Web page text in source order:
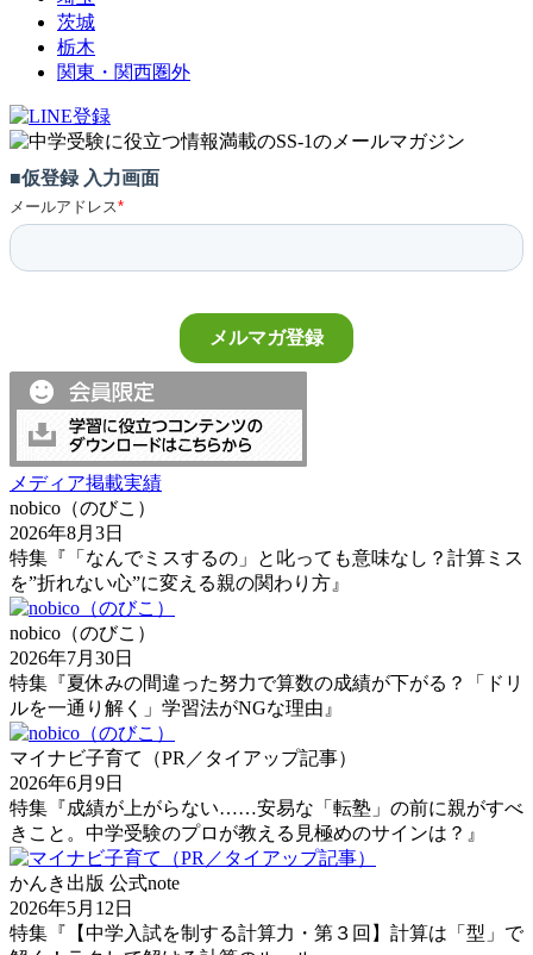
茨城
栃木
関東・関西圏外
メディア掲載実績
nobico（のびこ）
2026年8月3日
特集『「なんでミスするの」と叱っても意味なし？計算ミス
を”折れない心”に変える親の関わり方』
nobico（のびこ）
2026年7月30日
特集『夏休みの間違った努力で算数の成績が下がる？「ドリ
ルを一通り解く」学習法がNGな理由』
マイナビ子育て（PR／タイアップ記事）
2026年6月9日
特集『成績が上がらない……安易な「転塾」の前に親がすべ
きこと。中学受験のプロが教える見極めのサインは？』
かんき出版 公式note
2026年5月12日
特集『【中学入試を制する計算力・第３回】計算は「型」で